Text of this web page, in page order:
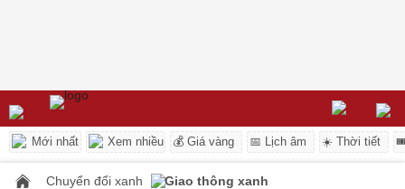
Mới nhất Xem nhiều 💰 Giá vàng 📅 Lịch âm ☀️ Thời tiết
Chuyển đổi xanh Giao thông xanh